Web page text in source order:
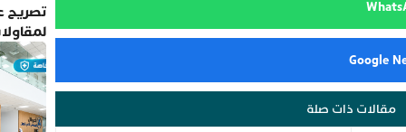
مقالات ذات صلة
تصريح